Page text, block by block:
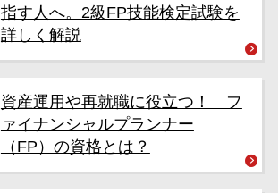
指す人へ。2級FP技能検定試験を
詳しく解説
資産運用や再就職に役立つ！ フ
ァイナンシャルプランナー
（FP）の資格とは？